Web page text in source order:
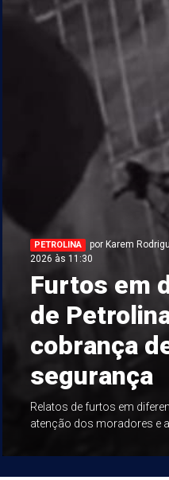
PETROLINA
por Karem
2026 às 11:30
Furtos em
de
cobrança
segurança
Relatos de furtos em
atenção dos moradores e